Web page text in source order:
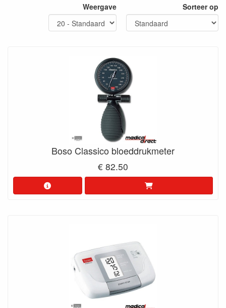
Weergave Sorteer op
Boso Classico bloeddrukmeter
€ 82.50